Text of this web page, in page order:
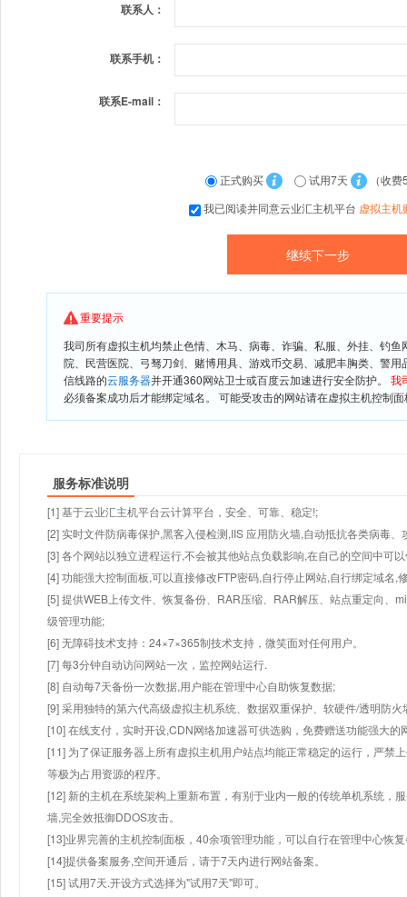
联系人：
联系手机：
联系E-mail：
正式购买 试用7天
（收费
我已阅读并同意云业汇主机平台 虚拟主机
重要提示
我司所有虚拟主机均禁止色情、木马、病毒、诈骗、私服、外挂、钓
院、民营医院、弓驽刀剑、赌博用具、游戏币交易、减肥丰胸类、警
信线路的云服务器并开通360网站卫士或百度云加速进行安全防护。 我
必须备案成功后才能绑定域名。 可能受攻击的网站请在虚拟主机控制
服务标准说明
[1] 基于云业汇主机平台云计算平台，安全、可靠、稳定!;
[2] 实时文件防病毒保护,黑客入侵检测,IIS 应用防火墙,自动抵抗各类病毒、
[3] 各个网站以独立进程运行,不会被其他站点负载影响,在自己的空间中可
[4] 功能强大控制面板,可以直接修改FTP密码,自行停止网站,自行绑定域名,
[5] 提供WEB上传文件、恢复备份、RAR压缩、RAR解压、站点重定向、
级管理功能;
[6] 无障碍技术支持：24×7×365制技术支持，微笑面对任何用户。
[7] 每3分钟自动访问网站一次，监控网站运行.
[8] 自动每7天备份一次数据,用户能在管理中心自助恢复数据;
[9] 采用独特的第六代高级虚拟主机系统、数据双重保护、软硬件/透明防火
[10] 在线支付，实时开设,CDN网络加速器可供选购，免费赠送功能强大
[11] 为了保证服务器上所有虚拟主机用户站点均能正常稳定的运行，严禁
等极为占用资源的程序。
[12] 新的主机在系统架构上重新布置，有别于业内一般的传统单机系统，
墙,完全效抵御DDOS攻击。
[13]业界完善的主机控制面板，40余项管理功能，可以自行在管理中心恢
[14]提供备案服务,空间开通后，请于7天内进行网站备案。
[15] 试用7天.开设方式选择为"试用7天"即可。